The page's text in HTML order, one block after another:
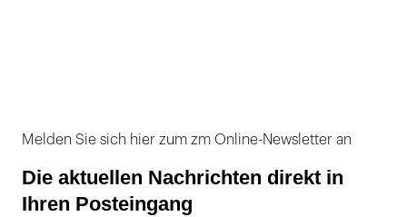
Melden Sie sich hier zum zm Online-Newsletter an
Die aktuellen Nachrichten direkt in
Ihren Posteingang